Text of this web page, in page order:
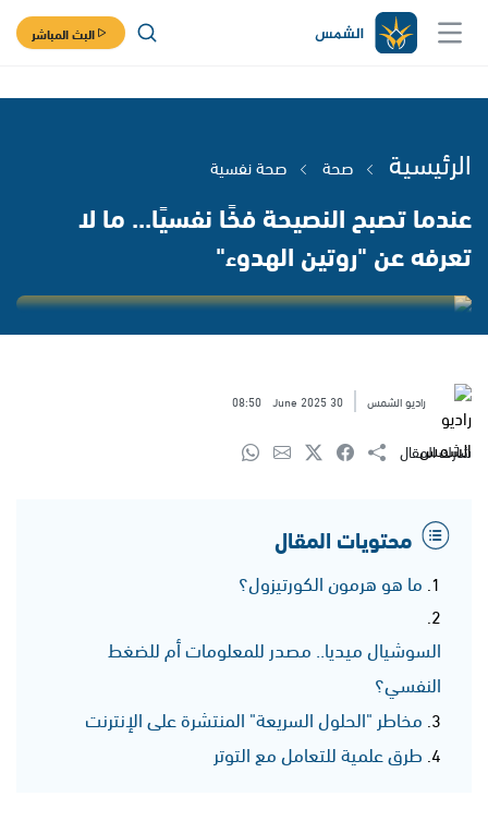
البث المباشر
الرئيسية صحة صحة نفسية
عندما تصبح النصيحة فخًا نفسيًا... ما لا
تعرفه عن "روتين الهدوء"
راديو الشمس 30 June 2025
08:50
شارك المقال
محتويات المقال
ما هو هرمون الكورتيزول؟
السوشيال ميديا.. مصدر للمعلومات أم للضغط
النفسي؟
مخاطر "الحلول السريعة" المنتشرة على الإنترنت
طرق علمية للتعامل مع التوتر